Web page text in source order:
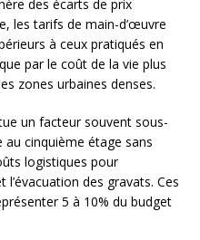
des écarts de prix
les tarifs de main-d’œuvre
à ceux pratiqués en
par le coût de la vie plus
zones urbaines denses.
un facteur souvent sous-
au cinquième étage sans
logistiques pour
des gravats. Ces
5 à 10% du budget